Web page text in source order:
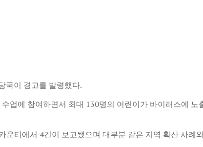
국이 경고를 발령했다.
업에 참여하면서 최대 130명의 어린이가 바이러스에 노
티에서 4건이 보고됐으며 대부분 같은 지역 확산 사례